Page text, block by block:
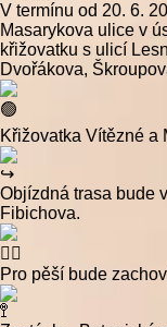
V termínu od 20. 6.
Masarykova ulice v
křižovatku s ulicí
Dvořákova,
Křižovatka Vítězné a
Objízdná trasa bude
Fibichova.
Pro pěší bude